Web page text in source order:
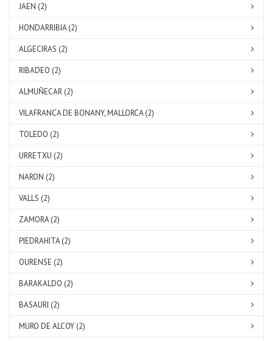
JAEN (2)
HONDARRIBIA (2)
ALGECIRAS (2)
RIBADEO (2)
ALMUÑECAR (2)
VILAFRANCA DE BONANY, MALLORCA (2)
TOLEDO (2)
URRETXU (2)
NARON (2)
VALLS (2)
ZAMORA (2)
PIEDRAHITA (2)
OURENSE (2)
BARAKALDO (2)
BASAURI (2)
MURO DE ALCOY (2)